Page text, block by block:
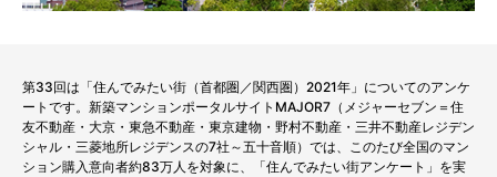
第33回は「住んでみたい街（首都圏／関西圏）2021年」についてのアンケ
ートです。新築マンションポータルサイトMAJOR7（メジャーセブン＝住
友不動産・大京・東急不動産・東京建物・野村不動産・三井不動産レジデン
シャル・三菱地所レジデンスの7社～五十音順）では、このたび全国のマン
ション購入意向者約83万人を対象に、「住んでみたい街アンケート」を実